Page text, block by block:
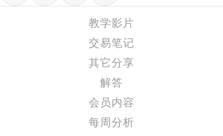
教学影片
交易笔记
其它分享
解答
会员内容
每周分析